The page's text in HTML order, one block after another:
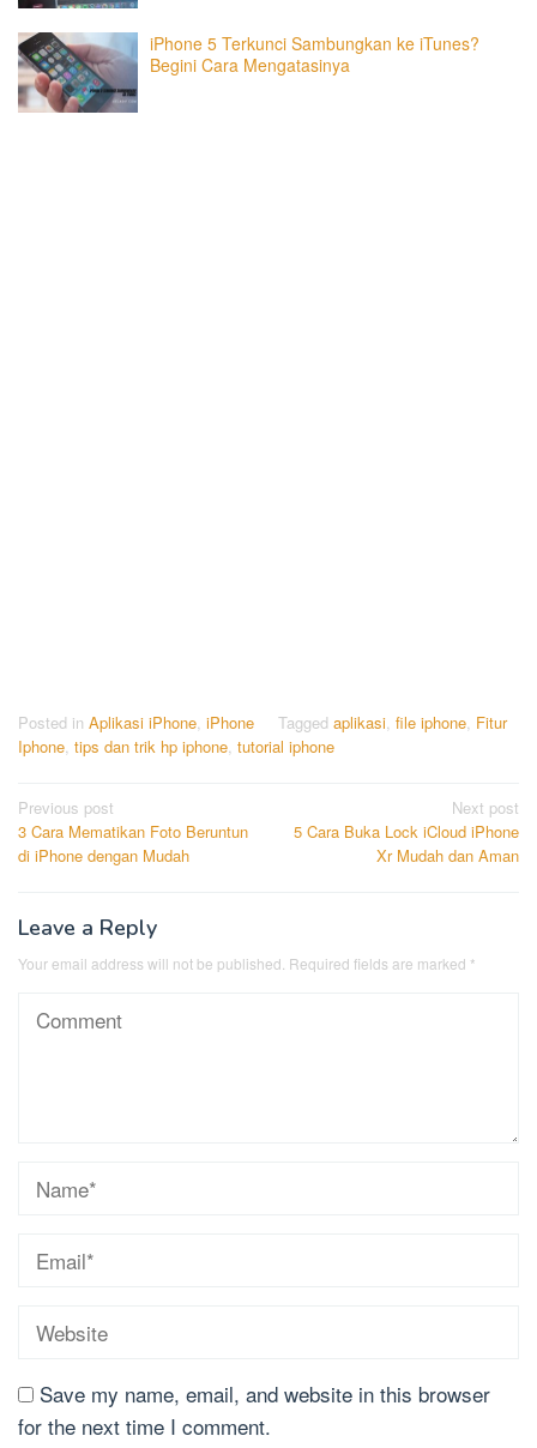
iPhone 5 Terkunci Sambungkan ke iTunes?
Begini Cara Mengatasinya
Posted in Aplikasi iPhone, iPhone Tagged aplikasi, file iphone, Fitur
Iphone, tips dan trik hp iphone, tutorial iphone
Post
navigation
Previous post
3 Cara Mematikan Foto Beruntun
di iPhone dengan Mudah
Next post
5 Cara Buka Lock iCloud iPhone
Xr Mudah dan Aman
Leave a Reply
Your email address will not be published. Required fields are marked *
Save my name, email, and website in this browser
for the next time I comment.